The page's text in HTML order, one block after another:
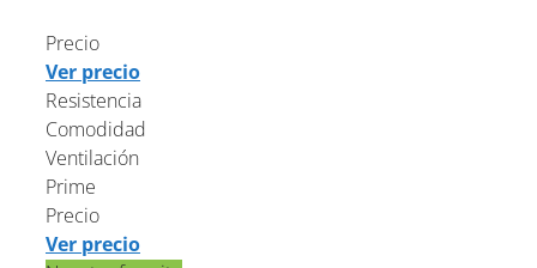
Precio
Ver precio
Resistencia
Comodidad
Ventilación
Prime
Precio
Ver precio